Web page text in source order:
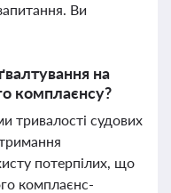
Ви
на
комплаєнсу?
тривалості судових
потерпілих, що
комплаєнс-